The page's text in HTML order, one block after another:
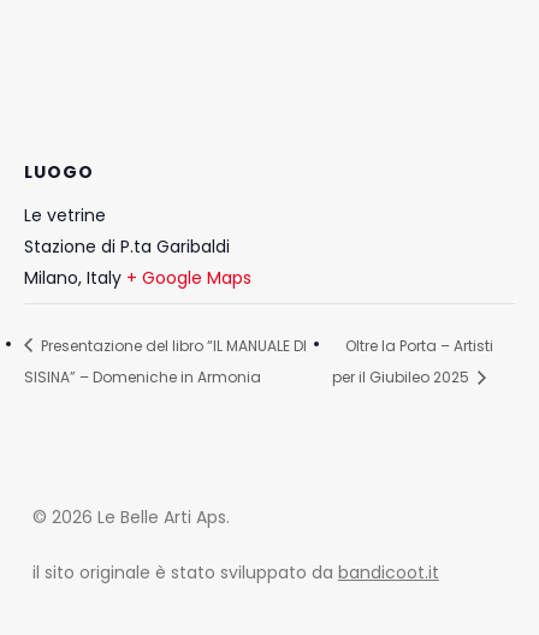
LUOGO
Le vetrine
Stazione di P.ta Garibaldi
Milano, Italy + Google Maps
Presentazione del libro “IL MANUALE DI
SISINA” – Domeniche in Armonia
Oltre la Porta – Artisti
per il Giubileo 2025
© 2026 Le Belle Arti Aps.
il sito originale è stato sviluppato da bandicoot.it